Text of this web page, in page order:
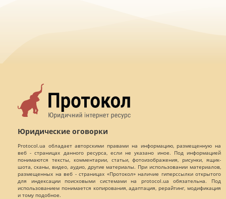
Юридические оговорки
Protocol.ua обладает авторскими правами на информацию, размещенную на
веб - страницах данного ресурса, если не указано иное. Под информацией
понимаются тексты, комментарии, статьи, фотоизображения, рисунки, ящик-
шота, сканы, видео, аудио, другие материалы. При использовании материалов,
размещенных на веб - страницах «Протокол» наличие гиперссылки открытого
для индексации поисковыми системами на protocol.ua обязательна. Под
использованием понимается копирования, адаптация, рерайтинг, модификация
и тому подобное.